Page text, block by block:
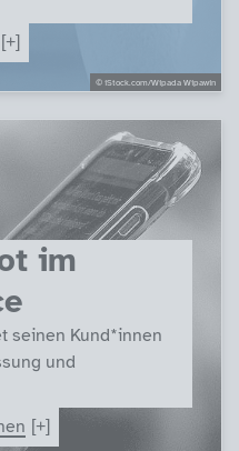
© iStock.com/Wipada Wipawin
im
seinen Kund*innen
und